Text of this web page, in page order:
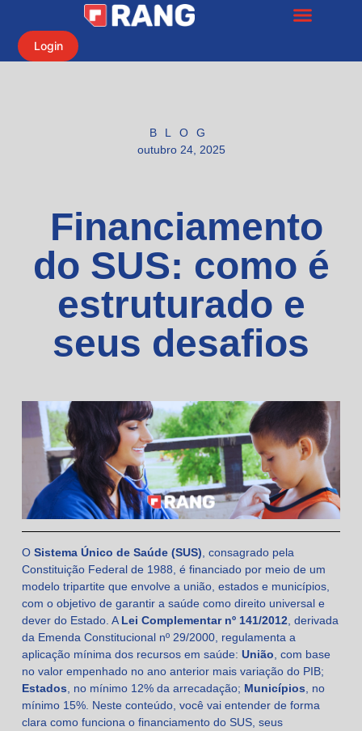
Login
BLOG
outubro 24, 2025
Financiamento
do SUS: como é
estruturado e
seus desafios
O Sistema Único de Saúde (SUS) , consagrado pela
Constituição Federal de 1988, é financiado por meio de um
modelo tripartite que envolve a união, estados e municípios,
com o objetivo de garantir a saúde como direito universal e
dever do Estado. A Lei Complementar nº 141/2012, derivada
da Emenda Constitucional nº 29/2000, regulamenta a
aplicação mínima dos recursos em saúde: União , com base
no valor empenhado no ano anterior mais variação do PIB;
Estados , no mínimo 12% da arrecadação; Municípios , no
mínimo 15%. Neste conteúdo, você vai entender de forma
clara como funciona o financiamento do SUS, seus